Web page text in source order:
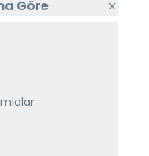
Göre